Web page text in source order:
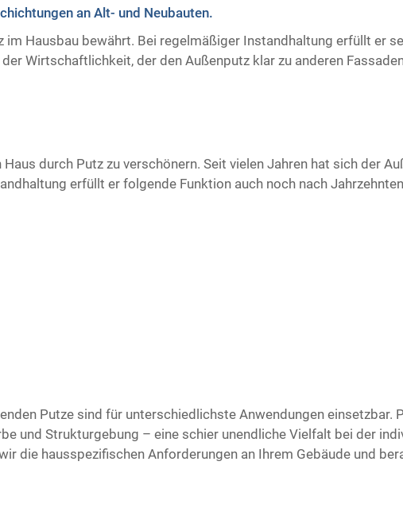
an Alt- und Neubauten.
im Hausbau bewährt. Bei regelmäßiger Instandhaltung erfüllt er
Wirtschaftlichkeit, der den Außenputz klar zu anderen
durch Putz zu verschönern. Seit vielen Jahren hat sich der
erfüllt er folgende Funktion auch noch nach
Putze sind für unterschiedlichste Anwendungen einsetzbar.
und Strukturgebung – eine schier unendliche Vielfalt bei der
die hausspezifischen Anforderungen an Ihrem Gebäude und